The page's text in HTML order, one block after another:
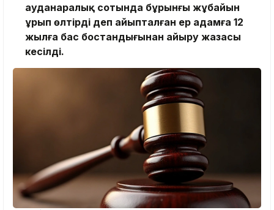
ауданаралық сотында бұрынғы жұбайын
ұрып өлтірді деп айыпталған ер адамға 12
жылға бас бостандығынан айыру жазасы
кесілді.